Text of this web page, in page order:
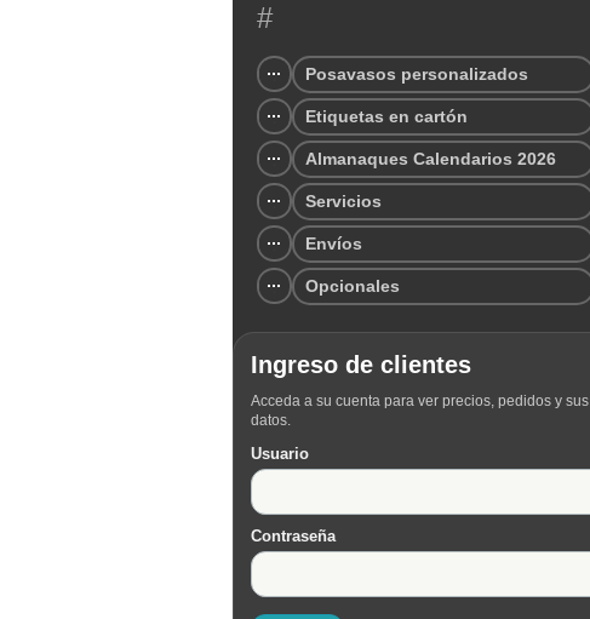
#
Posavasos personalizados
Etiquetas en cartón
Almanaques Calendarios 2026
Servicios
Envíos
Opcionales
Ingreso de clientes
Acceda a su cuenta para ver precios, pedidos y sus
datos.
Usuario
Contraseña